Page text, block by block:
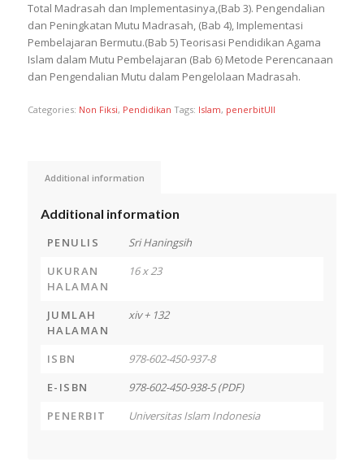
Total Madrasah dan Implementasinya,(Bab 3). Pengendalian
dan Peningkatan Mutu Madrasah, (Bab 4), Implementasi
Pembelajaran Bermutu.(Bab 5) Teorisasi Pendidikan Agama
Islam dalam Mutu Pembelajaran (Bab 6) Metode Perencanaan
dan Pengendalian Mutu dalam Pengelolaan Madrasah.
Categories: Non Fiksi, Pendidikan Tags: Islam, penerbitUII
Additional information
Additional information
PENULIS
Sri Haningsih
UKURAN
HALAMAN
16 x 23
JUMLAH
HALAMAN
xiv + 132
ISBN
978-602-450-937-8
E-ISBN
978-602-450-938-5 (PDF)
PENERBIT
Universitas Islam Indonesia